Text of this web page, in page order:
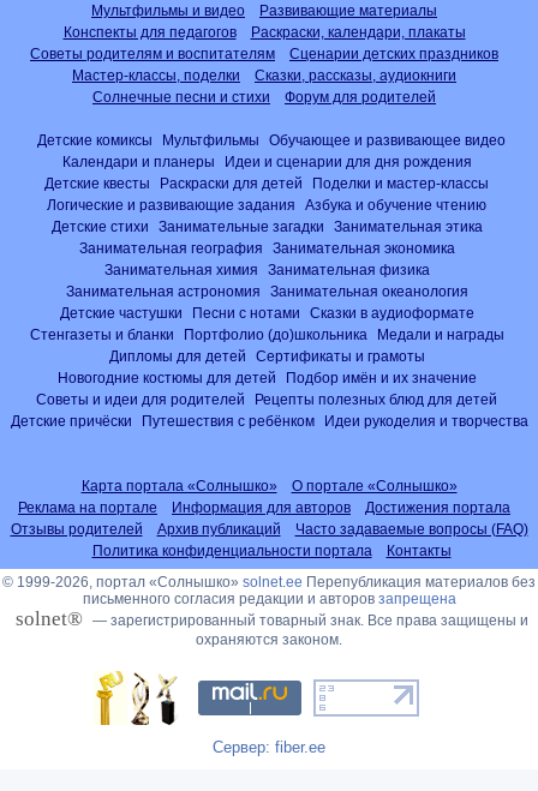
Мультфильмы и видео
Развивающие материалы
Конспекты для педагогов
Раскраски, календари, плакаты
Советы родителям и воспитателям
Сценарии детских праздников
Мастер-классы, поделки
Сказки, рассказы, аудиокниги
Солнечные песни и стихи
Форум для родителей
Детские комиксы Мультфильмы
Обучающее и развивающее видео
Календари и планеры
Идеи и сценарии для дня рождения
Детские квесты
Раскраски для детей
Поделки и мастер-классы
Логические и развивающие задания
Азбука и обучение чтению
Детские стихи
Занимательные загадки
Занимательная этика
Занимательная география
Занимательная экономика
Занимательная химия
Занимательная физика
Занимательная астрономия
Занимательная океанология
Детские частушки
Песни с нотами
Сказки в аудиоформате
Стенгазеты и бланки
Портфолио (до)школьника
Медали и награды
Дипломы для детей
Сертификаты и грамоты
Новогодние костюмы для детей
Подбор имён и их значение
Советы и идеи для родителей
Рецепты полезных блюд для детей
Детские причёски
Путешествия с ребёнком Идеи рукоделия и творчества
Карта портала «Солнышко»
О портале «Солнышко»
Реклама на портале
Информация для авторов
Достижения портала
Отзывы родителей
Архив публикаций
Часто задаваемые вопросы (FAQ)
Политика конфиденциальности портала
Контакты
© 1999-2026, портал «Солнышко» solnet.ee Перепубликация материалов без
письменного согласия редакции и авторов запрещена
solnet® — зарегистрированный товарный знак. Все права защищены и
охраняются законом.
Сервер: fiber.ee